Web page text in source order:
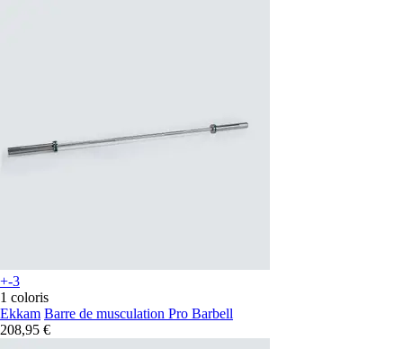
+-3
1 coloris
Ekkam Barre de musculation Pro Barbell
208,95 €